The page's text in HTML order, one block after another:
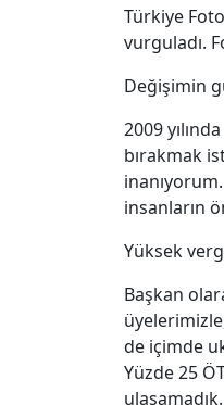
Türkiye
vurguladı.
Değişimin
2009
bırakmak
insanların
Yüksek
Başkan
de içimde
Yüzde 25
ulaşamadık.